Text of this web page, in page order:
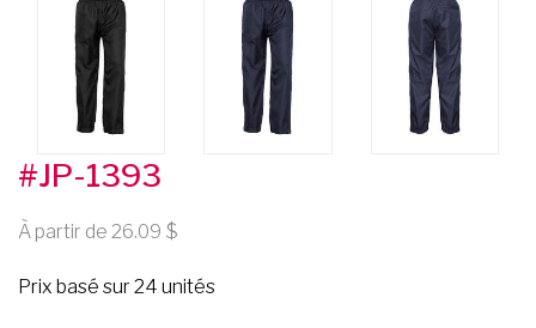
#JP-1393
À partir de 26.09
Prix basé sur 24 unités